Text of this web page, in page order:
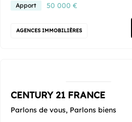
Apport 50 000 €
AGENCES IMMOBILIÈRES
CENTURY 21 FRANCE
Parlons de vous, Parlons biens